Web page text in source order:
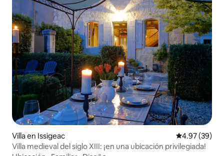
Villa en Issigeac Calificación
4.97 (39)
Villa medieval del siglo XIII: ¡en una ubicación privilegiada!